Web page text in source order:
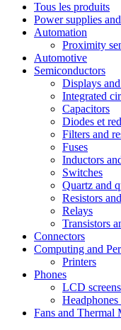
Tous les produits
Power supplies
Automation
Proximity
Automotive
Semiconductors
Displays
Integrated
Capacitors
Diodes et
Filters and
Fuses
Inductors
Switches
Quartz and
Resistors
Relays
Transistors
Connectors
Computing and
Printers
Phones
LCD screens
Headphones
Fans and Thermal